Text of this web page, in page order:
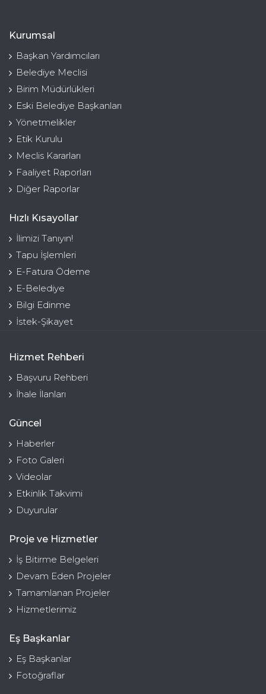
Kurumsal
Başkan Yardımcıları
Belediye Meclisi
Birim Müdürlükleri
Eski Belediye Başkanları
Yönetmelikler
Etik Kurulu
Meclis Kararları
Faaliyet Raporları
Diğer Raporlar
Hızlı Kısayollar
İlimizi Tanıyın!
Tapu İşlemleri
E-Fatura Ödeme
E-Belediye
Bilgi Edinme
İstek-Şikayet
Hizmet Rehberi
Başvuru Rehberi
İhale İlanları
Güncel
Haberler
Foto Galeri
Videolar
Etkinlik Takvimi
Duyurular
Proje ve Hizmetler
İş Bitirme Belgeleri
Devam Eden Projeler
Tamamlanan Projeler
Hizmetlerimiz
Eş Başkanlar
Eş Başkanlar
Fotoğraflar